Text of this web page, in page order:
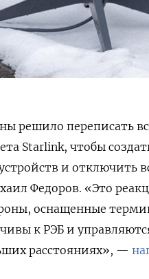
решило переписать
Starlink, чтобы
и отключить
Федоров. «Это
оснащенные
к РЭБ и
расстояниях», —